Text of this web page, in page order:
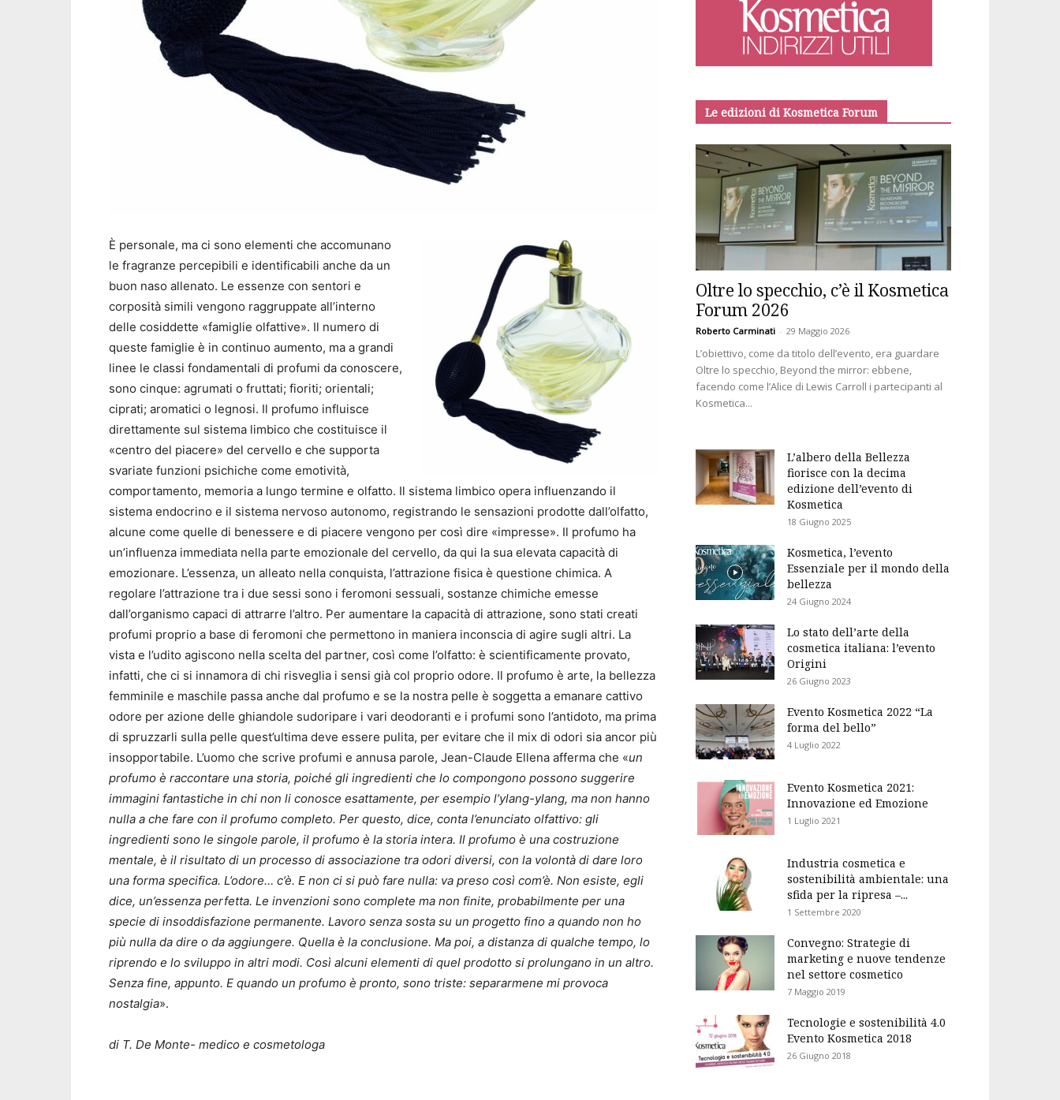
È personale, ma ci sono elementi che accomunano
le fragranze percepibili e identificabili anche da un
buon naso allenato. Le essenze con sentori e
corposità simili vengono raggruppate all’interno
delle cosiddette «famiglie olfattive». Il numero di
queste famiglie è in continuo aumento, ma a grandi
linee le classi fondamentali di profumi da conoscere,
sono cinque: agrumati o fruttati; fioriti; orientali;
ciprati; aromatici o legnosi. Il profumo influisce
direttamente sul sistema limbico che costituisce il
«centro del piacere» del cervello e che supporta
svariate funzioni psichiche come emotività,
comportamento, memoria a lungo termine e olfatto. Il sistema limbico opera influenzando il
sistema endocrino e il sistema nervoso autonomo, registrando le sensazioni prodotte dall’olfatto,
alcune come quelle di benessere e di piacere vengono per così dire «impresse». Il profumo ha
un’influenza immediata nella parte emozionale del cervello, da qui la sua elevata capacità di
emozionare. L’essenza, un alleato nella conquista, l’attrazione fisica è questione chimica. A
regolare l’attrazione tra i due sessi sono i feromoni sessuali, sostanze chimiche emesse
dall’organismo capaci di attrarre l’altro. Per aumentare la capacità di attrazione, sono stati creati
profumi proprio a base di feromoni che permettono in maniera inconscia di agire sugli altri. La
vista e l’udito agiscono nella scelta del partner, così come l’olfatto: è scientificamente provato,
infatti, che ci si innamora di chi risveglia i sensi già col proprio odore. Il profumo è arte, la bellezza
femminile e maschile passa anche dal profumo e se la nostra pelle è soggetta a emanare cattivo
odore per azione delle ghiandole sudoripare i vari deodoranti e i profumi sono l’antidoto, ma prima
di spruzzarli sulla pelle quest’ultima deve essere pulita, per evitare che il mix di odori sia ancor più
insopportabile. L’uomo che scrive profumi e annusa parole, Jean-Claude Ellena afferma che «un
profumo è raccontare una storia, poiché gli ingredienti che lo compongono possono suggerire
immagini fantastiche in chi non li conosce esattamente, per esempio l’ylang-ylang, ma non hanno
nulla a che fare con il profumo completo. Per questo, dice, conta l’enunciato olfattivo: gli
ingredienti sono le singole parole, il profumo è la storia intera. Il profumo è una costruzione
mentale, è il risultato di un processo di associazione tra odori diversi, con la volontà di dare loro
una forma specifica. L’odore… c’è. E non ci si può fare nulla: va preso così com’è. Non esiste, egli
dice, un’essenza perfetta. Le invenzioni sono complete ma non finite, probabilmente per una
specie di insoddisfazione permanente. Lavoro senza sosta su un progetto fino a quando non ho
più nulla da dire o da aggiungere. Quella è la conclusione. Ma poi, a distanza di qualche tempo, lo
riprendo e lo sviluppo in altri modi. Così alcuni elementi di quel prodotto si prolungano in un altro.
Senza fine, appunto. E quando un profumo è pronto, sono triste: separarmene mi provoca
nostalgia».
di T. De Monte- medico e cosmetologa
Le edizioni di Kosmetica Forum
Oltre lo specchio, c’è il Kosmetica
Forum 2026
Roberto Carminati - 29 Maggio 2026
L’obiettivo, come da titolo dell’evento, era guardare
Oltre lo specchio, Beyond the mirror: ebbene,
facendo come l’Alice di Lewis Carroll i partecipanti al
Kosmetica...
L’albero della Bellezza
fiorisce con la decima
edizione dell’evento di
Kosmetica
18 Giugno 2025
Kosmetica, l’evento
Essenziale per il mondo della
bellezza
24 Giugno 2024
Lo stato dell’arte della
cosmetica italiana: l’evento
Origini
26 Giugno 2023
Evento Kosmetica 2022 “La
forma del bello”
4 Luglio 2022
Evento Kosmetica 2021:
Innovazione ed Emozione
1 Luglio 2021
Industria cosmetica e
sostenibilità ambientale: una
sfida per la ripresa –...
1 Settembre 2020
Convegno: Strategie di
marketing e nuove tendenze
nel settore cosmetico
7 Maggio 2019
Tecnologie e sostenibilità 4.0
Evento Kosmetica 2018
26 Giugno 2018